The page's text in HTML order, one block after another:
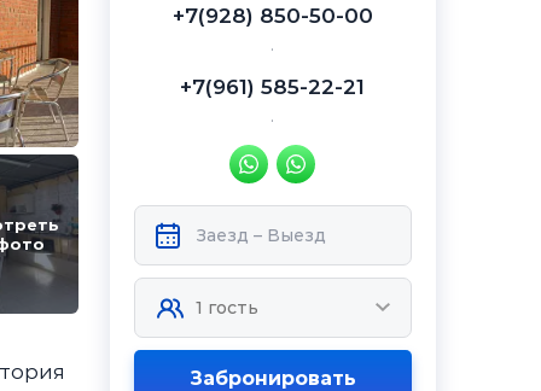
+7(928) 850-50-00
.
+7(961) 585-22-21
.
Забронировать